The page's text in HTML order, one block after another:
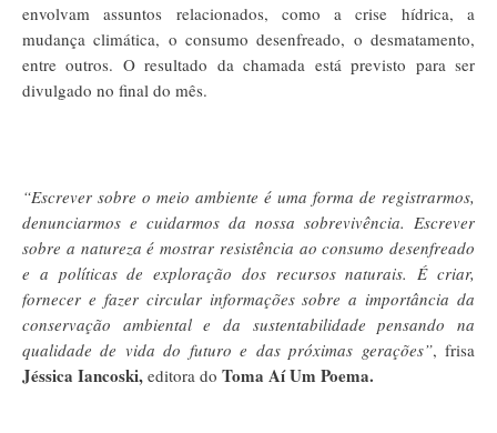
envolvam assuntos relacionados, como a crise hídrica, a
mudança climática, o consumo desenfreado, o desmatamento,
entre outros. O resultado da chamada está previsto para ser
divulgado no final do mês.
“Escrever sobre o meio ambiente é uma forma de registrarmos,
denunciarmos e cuidarmos da nossa sobrevivência. Escrever
sobre a natureza é mostrar resistência ao consumo desenfreado
e a políticas de exploração dos recursos naturais. É criar,
fornecer e fazer circular informações sobre a importância da
conservação ambiental e da sustentabilidade pensando na
qualidade de vida do futuro e das próximas gerações”, frisa
Jéssica Iancoski, editora do Toma Aí Um Poema.